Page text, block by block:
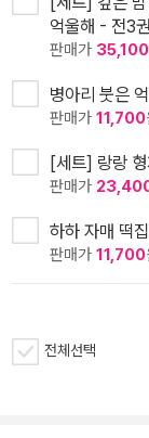
억울해 - 전3권
판매가 35,100
병아리 붓은
판매가 11,700
[세트] 랑랑
판매가
하하 자매 떡집
판매가 11,700
전체선택